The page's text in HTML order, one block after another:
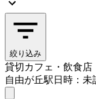
絞り込み
貸切カフェ・飲食店
自由が丘駅日時：未